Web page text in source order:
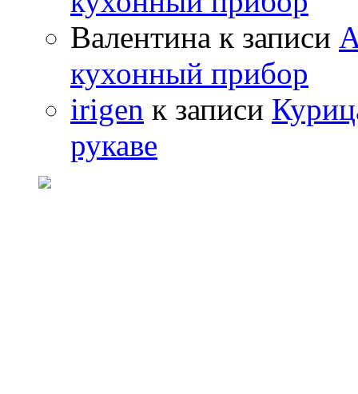
Валентина к записи
кухонный прибор
irigen к записи
рукаве